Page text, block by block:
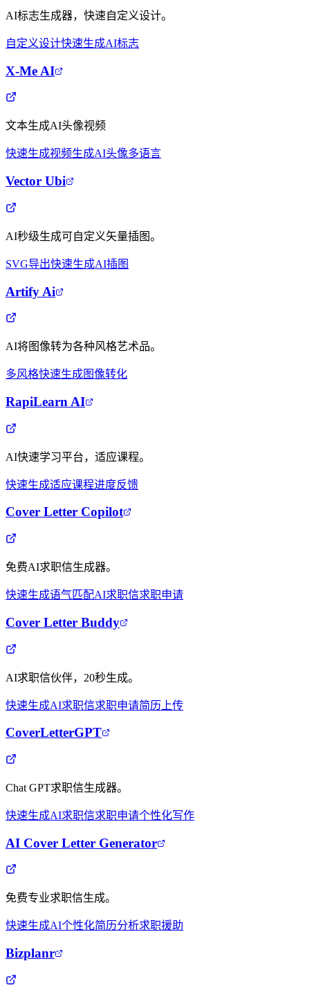
AI标志生成器，快速自定义设计。
自定义设计快速生成AI标志
X-Me AI
文本生成AI头像视频
快速生成视频生成AI头像多语言
Vector Ubi
AI秒级生成可自定义矢量插图。
SVG导出快速生成AI插图
Artify Ai
AI将图像转为各种风格艺术品。
多风格快速生成图像转化
RapiLearn AI
AI快速学习平台，适应课程。
快速生成适应课程进度反馈
Cover Letter Copilot
免费AI求职信生成器。
快速生成语气匹配AI求职信求职申请
Cover Letter Buddy
AI求职信伙伴，20秒生成。
快速生成AI求职信求职申请简历上传
CoverLetterGPT
Chat GPT求职信生成器。
快速生成AI求职信求职申请个性化写作
AI Cover Letter Generator
免费专业求职信生成。
快速生成AI个性化简历分析求职援助
Bizplanr